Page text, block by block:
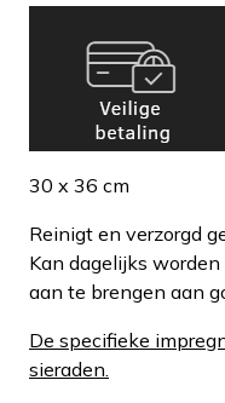
30 x 36 cm
Reinigt en verzorgd
Kan dagelijks
aan te brengen aan
De specifieke
sieraden.